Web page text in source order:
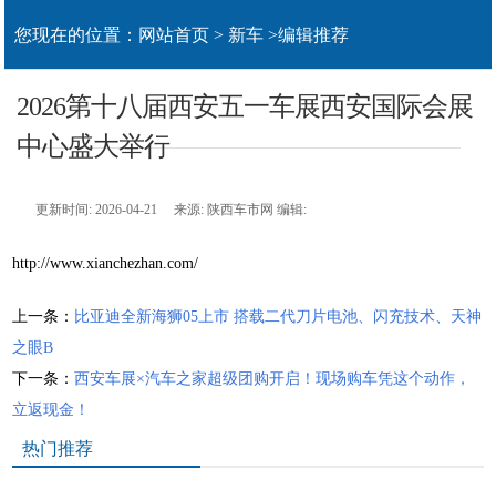
您现在的位置： 网站首页 > 新车 >编辑推荐
2026第十八届西安五一车展西安国际会展
中心盛大举行
更新时间: 2026-04-21 来源: 陕西车市网 编辑:
http://www.xianchezhan.com/
上一条： 比亚迪全新海狮05上市 搭载二代刀片电池、闪充技术、天神
之眼B
下一条：西安车展×汽车之家超级团购开启！现场购车凭这个动作，
立返现金！
热门推荐